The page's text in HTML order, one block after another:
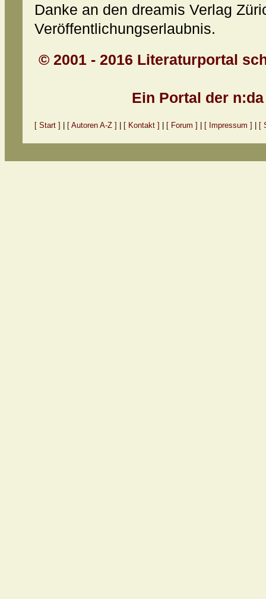
Danke an den dreamis Verlag
Veröffentlichungserlaubnis.
© 2001 - 2016 Literaturportal
Ein Portal der
[ Start ] [ Autoren A-Z ] [ Kontakt ] [ Forum ] [ Impressum ] [